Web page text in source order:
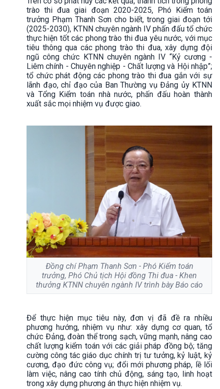
trào thi đua giai đoạn 2020-2025, Phó Kiểm toán
trưởng Phạm Thanh Sơn cho biết, trong giai đoạn tới
(2025-2030), KTNN chuyên ngành IV phấn đấu tổ chức
thực hiện tốt các phong trào thi đua yêu nước, với mục
tiêu thông qua các phong trào thi đua, xây dựng đội
ngũ công chức KTNN chuyên ngành IV “Kỷ cương -
Liêm chính - Chuyên nghiệp - Chất lượng và Hội nhập”;
tổ chức phát động các phong trào thi đua gắn với sự
lãnh đạo, chỉ đạo của Ban Thường vụ Đảng ủy KTNN
và Tổng Kiểm toán nhà nước, phấn đấu hoàn thành
xuất sắc mọi nhiệm vụ được giao.
Đồng chí Phạm Thanh Sơn - Phó Kiểm toán
trưởng, Phó Chủ tịch Hội đồng Thi đua - Khen
thưởng KTNN chuyên ngành IV trình bày Báo cáo
Để thực hiện mục tiêu này, đơn vị đã đề ra nhiều
phương hướng, nhiệm vụ như: xây dựng cơ quan, tổ
chức Đảng, đoàn thể trong sạch, vững mạnh, nâng cao
chất lượng kiểm toán với các giải pháp đồng bộ; tăng
cường công tác giáo dục chính trị tư tưởng, kỷ luật, kỷ
cương, đạo đức công vụ; đổi mới phương pháp, lề lối
làm việc, nâng cao tính chủ động, sáng tạo, linh hoạt
trong xây dựng phương án thực hiện nhiệm vụ.